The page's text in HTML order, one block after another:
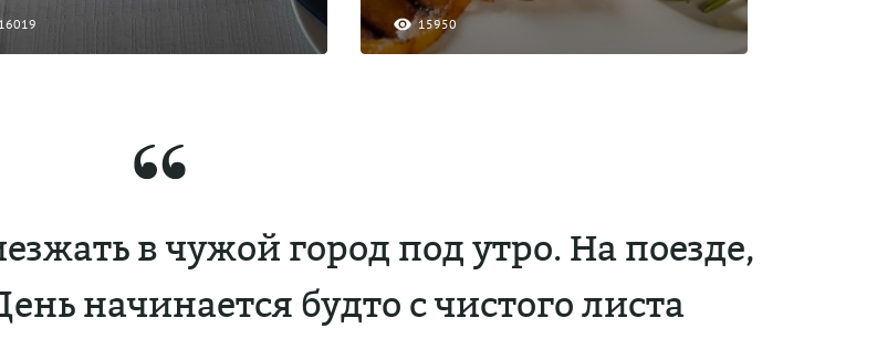
16019 15950
в чужой город под утро. На поезде,
начинается будто с чистого листа